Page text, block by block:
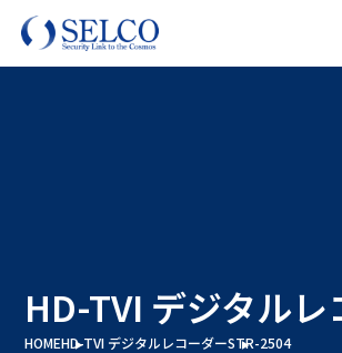
HD-TVI デジタルレ
HOMEHD-TVI デジタルレコーダーSTR-2504